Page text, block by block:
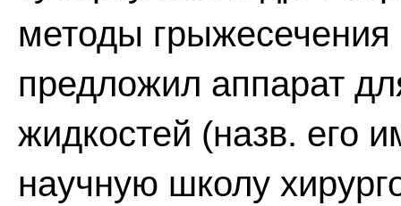
методы
предложил аппарат
жидкостей (назв. его
научную школу